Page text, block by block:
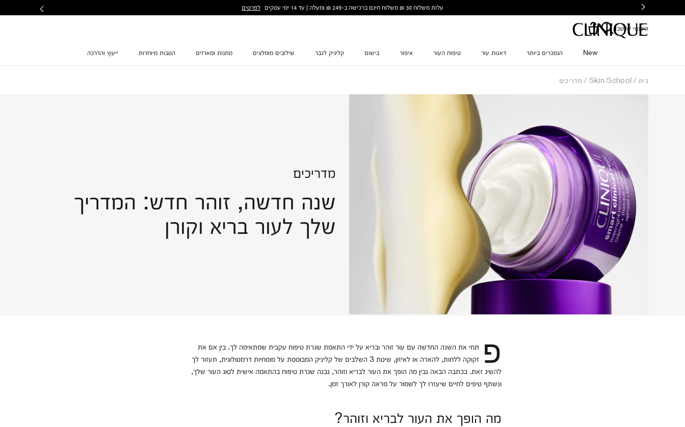
עלות משלוח 30 ₪ משלוח חינם ברכישה ב-249 ₪ ומעלה | עד 14 ימי עסקים לפרטים
היכנסי לחשבון
New הנמכרים ביותר דאגות עור טיפוח העור איפור בישום קליניק לגבר שילובים מומלצים מתנות ומארזים הטבות מיוחדות ייעוץ והדרכה
בית Skin School מדריכים
מדריכים
שנה חדשה, זוהר חדש: המדריך
שלך לעור בריא וקורן
פתחי את השנה החדשה עם עור זוהר ובריא על ידי התאמת שגרת טיפוח עקבית שמתאימה לך. בין אם את
זקוקה ללחות, להארה או לאיזון, שיטת 3 השלבים של קליניק המבוססת על מומחיות דרמטולוגית, תעזור לך
להשיג זאת. בכתבה הבאה נבין מה הופך את העור לבריא וזוהר, נבנה שגרת טיפוח בהתאמה אישית לסוג העור שלך,
ונשתף טיפים לחיים שיעזרו לך לשמור על מראה קורן לאורך זמן.
מה הופך את העור לבריא וזוהר?